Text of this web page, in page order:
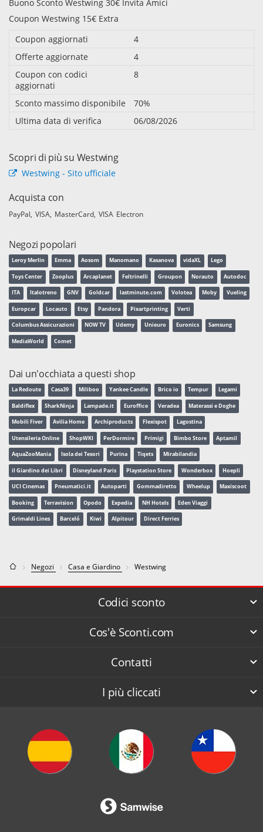
Buono Sconto Westwing 30€ Invita Amici
Coupon Westwing 15€ Extra
Coupon aggiornati
4
Offerte aggiornate
4
Coupon con codici
aggiornati
8
Sconto massimo disponibile
70%
Ultima data di verifica
06/08/2026
Scopri di più su Westwing
Westwing - Sito ufficiale
Acquista con
PayPal VISA MasterCard VISA Electron
Negozi popolari
Leroy Merlin Emma Aosom Manomano Kasanova vidaXL Lego
Toys Center Zooplus Arcaplanet Feltrinelli Groupon Norauto Autodoc
ITA Italotreno GNV Goldcar lastminute.com Volotea Moby Vueling
Europcar Locauto Etsy Pandora Pixartprinting Verti
Columbus Assicurazioni NOW TV Udemy Unieuro Euronics Samsung
MediaWorld Comet
Dai un'occhiata a questi shop
La Redoute Casa39 Miliboo Yankee Candle Brico io Tempur Legami
Baldiflex SharkNinja Lampade.it Euroffice Veradea Materassi e Doghe
Mobili Fiver Avilia Home Archiproducts Flexispot Lagostina
Utensileria Online ShopWKI PerDormire Primigi Bimbo Store Aptamil
AquaZooMania Isola dei Tesori Purina Tiqets Mirabilandia
il Giardino dei Libri Disneyland Paris Playstation Store Wonderbox Hoepli
UCI Cinemas Pneumatici.it Autoparti Gommadiretto Wheelup Maxiscoot
Booking Terravision Opodo Expedia NH Hotels Eden Viaggi
Grimaldi Lines Barceló Kiwi Alpitour Direct Ferries
Negozi Casa e Giardino Westwing
Codici sconto
Cos'è Sconti.com
Contatti
I più cliccati